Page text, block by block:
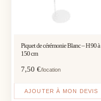
Piquet de cérémonie Blanc – H 90 à
150 cm
7,50€/location
AJOUTER À MON DEVIS